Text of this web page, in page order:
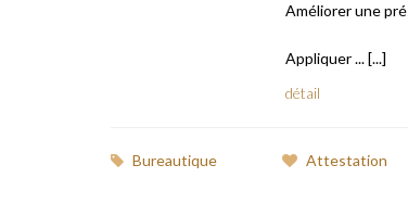
Améliorer une
Appliquer ... [...]
détail
Bureautique Attestation